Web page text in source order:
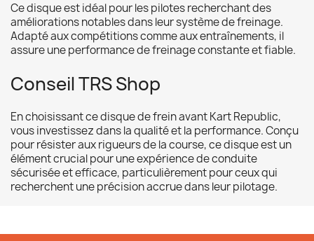
Ce disque est idéal pour les pilotes recherchant des
améliorations notables dans leur système de freinage.
Adapté aux compétitions comme aux entraînements, il
assure une performance de freinage constante et fiable.
Conseil TRS Shop
En choisissant ce disque de frein avant Kart Republic,
vous investissez dans la qualité et la performance. Conçu
pour résister aux rigueurs de la course, ce disque est un
élément crucial pour une expérience de conduite
sécurisée et efficace, particulièrement pour ceux qui
recherchent une précision accrue dans leur pilotage.